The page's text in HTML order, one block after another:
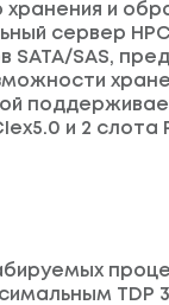
и
сервер
SATA/SAS,
и 2 слота
TDP